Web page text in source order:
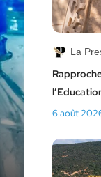
La
6 août